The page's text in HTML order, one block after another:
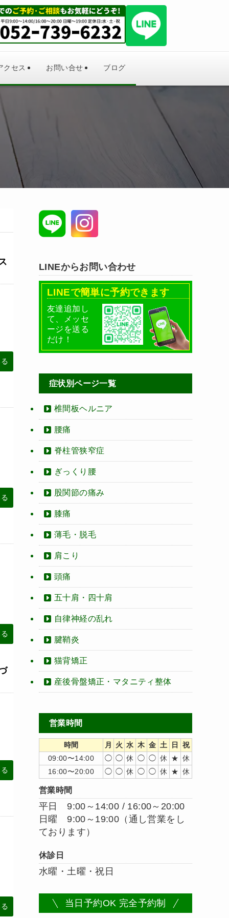
クセス お問い合せ ブログ
LINEからお問い合わせ
LINEで簡単に予約できます
友達追加し
て、メッセ
ージを送る
だけ！
症状別ページ一覧
椎間板ヘルニア
腰痛
脊柱管狭窄症
ぎっくり腰
股関節の痛み
膝痛
薄毛・脱毛
肩こり
頭痛
五十肩・四十肩
自律神経の乱れ
腱鞘炎
猫背矯正
産後骨盤矯正・マタニティ整体
営業時間
時間 月 火 水 木 金 土 日
祝
09:00〜14:00
◯ ◯ 休 ◯ ◯ 休 ★ 休
16:00〜20:00
◯ ◯ 休 ◯ ◯ 休 ★ 休
営業時間
平日 9:00～14:00 / 16:00～20:00
日曜 9:00～19:00（通し営業をし
ております）
休診日
水曜・土曜・祝日
当日予約OK 完全予約制